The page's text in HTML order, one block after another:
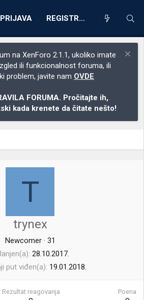
PRIJAVA REGISTRACIJA
na XenForo 2.1.1, ukoliko imate
ili funkcionalnost foruma, ili
problem, javite nam OVDE
FORUMA. Pročitajte ih,
kada krenete da čitate nešto!
T
trynex
Newcomer · 31
28.10.2017.
put viđen(a) 19.01.2018.
Rezultat reagovanja Poena